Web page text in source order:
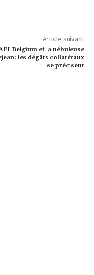
Article suivant
Belgium et la nébuleuse
les dégâts collatéraux
se précisent